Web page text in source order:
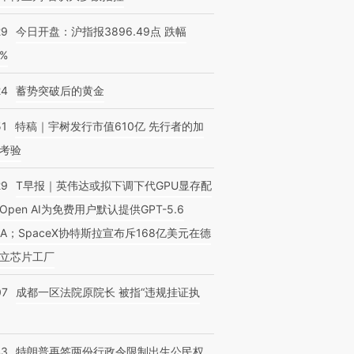
今日开盘：沪指报3896.49点 跌幅
蓄势突破后的黄金
特稿｜宇树发行市值610亿 先行者的加
验
T早报｜英伟达或拟下调下代GPU显存配
AI为免费用户默认提供GPT-5.6
；SpaceX协特斯拉宣布斥168亿美元在德
芯片工厂
成都一区法院原院长 被指“违规挂证执
特朗普再签两份行政令限制出生公民权